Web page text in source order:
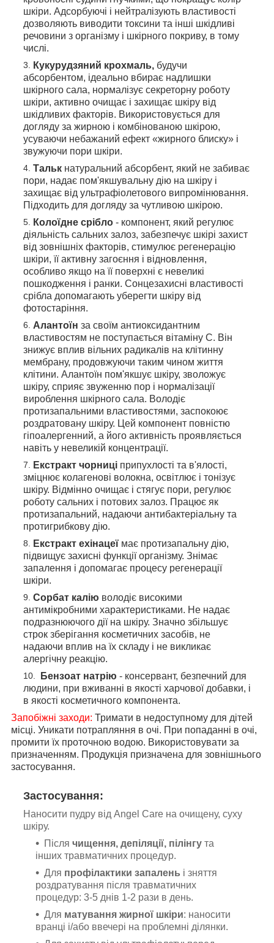
шкіри. Адсорбуючі і нейтралізують властивості
дозволяють виводити токсини та інші шкідливі
речовини з організму і шкірного покриву, в тому
числі.
Кукурудзяний крохмаль, будучи
абсорбентом, ідеально вбирає надлишки
шкірного сала, нормалізує секреторну роботу
шкіри, активно очищає і захищає шкіру від
шкідливих факторів. Використовується для
догляду за жирною і комбінованою шкірою,
усуваючи небажаний ефект «жирного блиску» і
звужуючи пори шкіри.
Тальк натуральний абсорбент, який не забиває
пори, надає пом'якшувальну дію на шкіру і
захищає від ультрафіолетового випромінювання.
Підходить для догляду за чутливою шкірою.
Колоїдне срібло - компонент, який регулює
діяльність сальних залоз, забезпечує шкірі захист
від зовнішніх факторів, стимулює регенерацію
шкіри, її активну загоєння і відновлення,
особливо якщо на її поверхні є невеликі
пошкодження і ранки. Сонцезахисні властивості
срібла допомагають уберегти шкіру від
фотостаріння.
Алантоїн за своїм антиоксидантним
властивостям не поступається вітаміну С. Він
знижує вплив вільних радикалів на клітинну
мембрану, продовжуючи таким чином життя
клітини. Алантоїн пом'якшує шкіру, зволожує
шкіру, сприяє звуженню пор і нормалізації
вироблення шкірного сала. Володіє
протизапальними властивостями, заспокоює
роздратовану шкіру. Цей компонент повністю
гіпоалергенний, а його активність проявляється
навіть у невеликій концентрації.
Екстракт чорниці припухлості та в'ялості,
зміцнює колагенові волокна, освітлює і тонізує
шкіру. Відмінно очищає і стягує пори, регулює
роботу сальних і потових залоз. Працює як
протизапальний, надаючи антибактеріальну та
протигрибкову дію.
Екстракт ехінацеї має протизапальну дію,
підвищує захисні функції організму. Знімає
запалення і допомагає процесу регенерації
шкіри.
Сорбат калію володіє високими
антимікробними характеристиками. Не надає
подразнюючого дії на шкіру. Значно збільшує
строк зберігання косметичних засобів, не
надаючи вплив на їх складу і не викликає
алергічну реакцію.
Бензоат натрію - консервант, безпечний для
людини, при вживанні в якості харчової добавки, і
в якості косметичного компонента.
Запобіжні заходи: Тримати в недоступному для дітей
місці. Уникати потрапляння в очі. При попаданні в очі,
промити їх проточною водою. Використовувати за
призначенням. Продукція призначена для зовнішнього
застосування.
Застосування:
Наносити пудру від Angel Care на очищену, суху
шкіру.
Після чищення, депіляції, пілінгу та
інших травматичних процедур.
Для профілактики запалень і зняття
роздратування після травматичних
процедур: 3-5 днів 1-2 рази в день.
Для матування жирної шкіри: наносити
вранці і/або ввечері на проблемні ділянки.